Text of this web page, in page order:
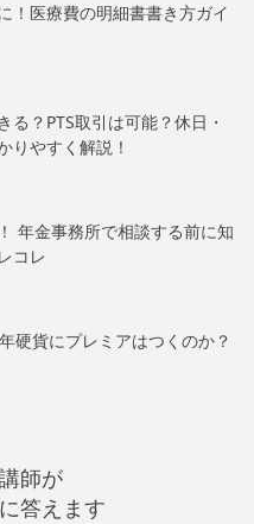
！医療費の明細書書き方ガイ
る？PTS取引は可能？休日・
りやすく解説！
年金事務所で相談する前に知
コレ
硬貨にプレミアはつくのか？
師が
答えます